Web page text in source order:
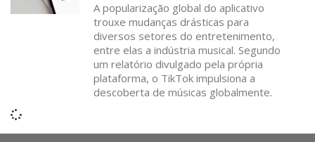
A popularização global do aplicativo
trouxe mudanças drásticas para
diversos setores do entretenimento,
entre elas a indústria musical. Segundo
um relatório divulgado pela própria
plataforma, o TikTok impulsiona a
descoberta de músicas globalmente.